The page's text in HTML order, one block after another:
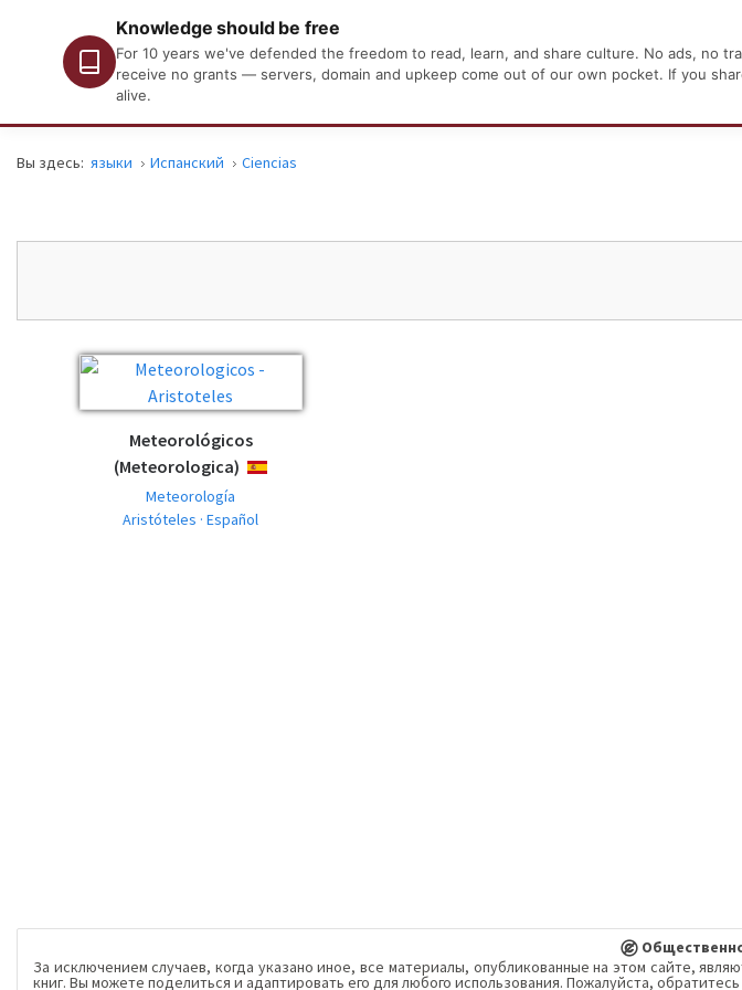
Knowledge should be free
For 10 years we've defended the freedom to read, learn, and share culture. No ads, no
receive no grants — servers, domain and upkeep come out of our own pocket. If you
alive.
Вы здесь: языки Испанский Ciencias
Meteorológicos
(Meteorologica)
ESPAÑOL
Meteorología
Aristóteles · Español
За исключением случаев, когда указано иное, все материалы, опубликованные на этом сайте,
книг. Вы можете поделиться и адаптировать его для любого использования. Пожалуйста,